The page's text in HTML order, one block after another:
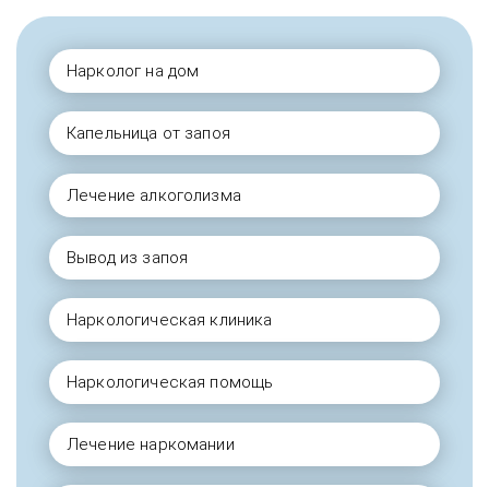
Нарколог на дом
Капельница от запоя
Лечение алкоголизма
Вывод из запоя
Наркологическая клиника
Наркологическая помощь
Лечение наркомании